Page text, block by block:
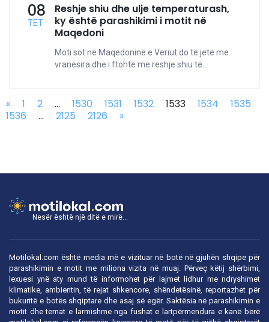
08
TET
Reshje shiu dhe ulje temperaturash,
ky është parashikimi i motit në
Maqedoni
Moti sot në Maqedoninë e Veriut do të jetë me
vranësira dhe i ftohtë me reshje shiu të...
« 1 2 ... 1530 1531 1532 1533 1534
1535
1536
... 2125 2126 »
Nesër është një ditë e mirë...
Motilokal.com është media më e vizituar në botë në gjuhën shqipe për
parashikimin e motit me miliona vizita në muaj. Përveç këtij shërbimi,
lexuesi ynë aty mund të informohet për lajmet lidhur me ndryshimet
klimatike, ambientin, të rejat shkencore, shëndetësinë, reportazhet për
bukuritë e botës shqiptare dhe asaj së egër. Saktësia në parashikimin e
motit dhe temat e larmishme nga fushat e lartpërmendura e kanë bërë